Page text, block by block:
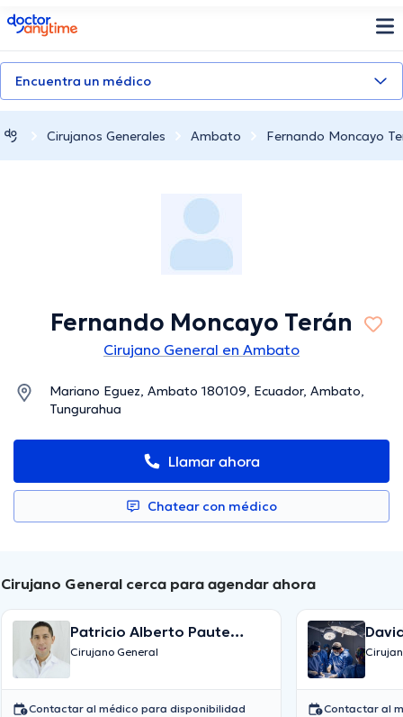
doctoranytime
Encuentra un médico
Cirujanos Generales Ambato Fernando Moncayo
Fernando Moncayo Terán
Cirujano General en Ambato
Mariano Eguez, Ambato 180109, Ecuador, Ambato,
Tungurahua
Llamar ahora
Chatear con médico
Cirujano General cerca para agendar ahora
Patricio Alberto Paute
Vallejo
Cirujano General
Contactar al médico para disponibilidad Contactar al